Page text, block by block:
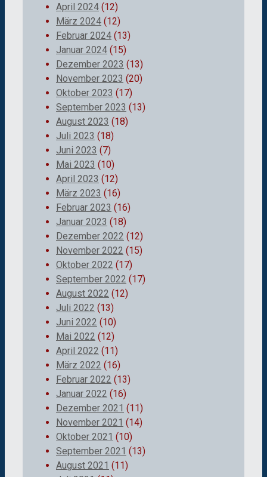
April 2024 (12)
März 2024 (12)
Februar 2024 (13)
Januar 2024 (15)
Dezember 2023 (13)
November 2023 (20)
Oktober 2023 (17)
September 2023 (13)
August 2023 (18)
Juli 2023 (18)
Juni 2023 (7)
Mai 2023 (10)
April 2023 (12)
März 2023 (16)
Februar 2023 (16)
Januar 2023 (18)
Dezember 2022 (12)
November 2022 (15)
Oktober 2022 (17)
September 2022 (17)
August 2022 (12)
Juli 2022 (13)
Juni 2022 (10)
Mai 2022 (12)
April 2022 (11)
März 2022 (16)
Februar 2022 (13)
Januar 2022 (16)
Dezember 2021 (11)
November 2021 (14)
Oktober 2021 (10)
September 2021 (13)
August 2021 (11)